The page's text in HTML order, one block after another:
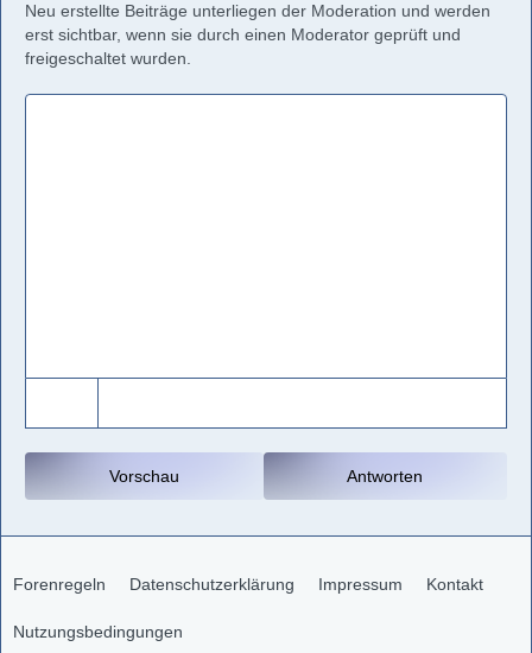
Neu erstellte Beiträge unterliegen der Moderation und werden
erst sichtbar, wenn sie durch einen Moderator geprüft und
freigeschaltet wurden.
Antworten
Vorschau
Forenregeln Datenschutzerklärung Impressum Kontakt
Nutzungsbedingungen